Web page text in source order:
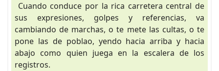
Cuando conduce por la rica carretera central de
sus expresiones, golpes y referencias, va
cambiando de marchas, o te mete las cultas, o te
pone las de poblao, yendo hacia arriba y hacia
abajo como quien juega en la escalera de los
registros.